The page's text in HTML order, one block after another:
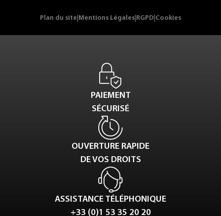
Plan du site Mentions Légales RGPD Cookies
PAIEMENT
SÉCURISÉ
OUVERTURE RAPIDE
DE VOS DROITS
ASSISTANCE TÉLÉPHONIQUE
+33 (0)1 53 35 20 20